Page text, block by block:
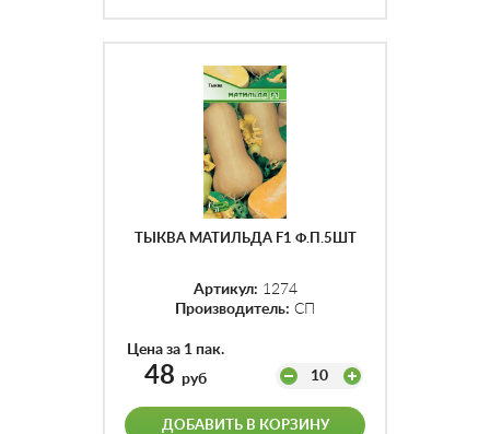
ТЫКВА МАТИЛЬДА F1 Ф.П.5ШТ
Артикул: 1274
Производитель: СП
Цена за 1 пак.
48 руб 10
ДОБАВИТЬ В КОРЗИНУ